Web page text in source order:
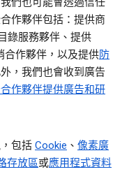
作夥伴包括：提供商
錄服務夥伴、提供
合作夥伴，以及提供防
，我們也會收到廣告
作夥伴提供廣告和研
包括 Cookie 、 像素廣
存放區或應用程式資料